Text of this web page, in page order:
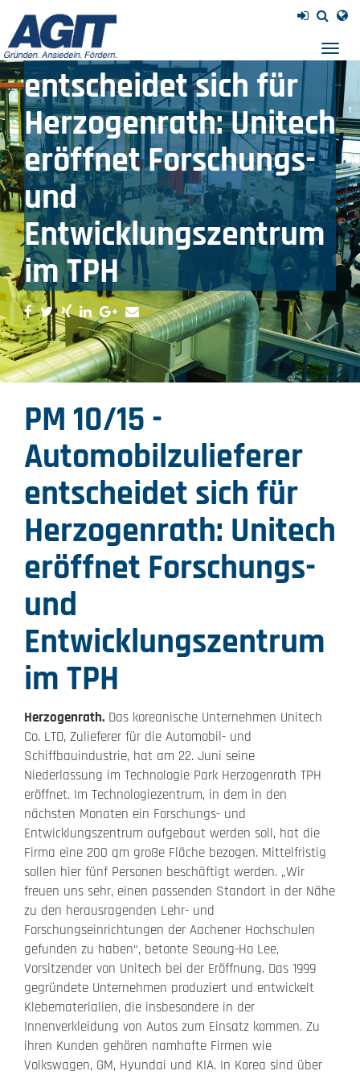
PM 10/15 -
Automobilzulieferer
entscheidet sich für
Herzogenrath: Unitech
eröffnet Forschungs-
und
Entwicklungszentrum
im TPH
PM 10/15 -
Automobilzulieferer
entscheidet sich für
Herzogenrath: Unitech
eröffnet Forschungs-
und
Entwicklungszentrum
im TPH
Herzogenrath. Das koreanische Unternehmen Unitech
Co. LTD, Zulieferer für die Automobil- und
Schiffbauindustrie, hat am 22. Juni seine
Niederlassung im Technologie Park Herzogenrath TPH
eröffnet. Im Technologiezentrum, in dem in den
nächsten Monaten ein Forschungs- und
Entwicklungszentrum aufgebaut werden soll, hat die
Firma eine 200 qm große Fläche bezogen. Mittelfristig
sollen hier fünf Personen beschäftigt werden. „Wir
freuen uns sehr, einen passenden Standort in der Nähe
zu den herausragenden Lehr- und
Forschungseinrichtungen der Aachener Hochschulen
gefunden zu haben“, betonte Seoung-Ho Lee,
Vorsitzender von Unitech bei der Eröffnung. Das 1999
gegründete Unternehmen produziert und entwickelt
Klebematerialien, die insbesondere in der
Innenverkleidung von Autos zum Einsatz kommen. Zu
ihren Kunden gehören namhafte Firmen wie
Volkswagen, GM, Hyundai und KIA. In Korea sind über